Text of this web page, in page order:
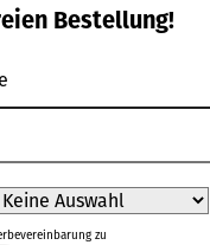
Preis:Traumvilla
XL
Regulärer Preis:
199,99 €
Bestellung!
zu